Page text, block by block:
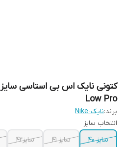
Low Pro
برند:نایک-Nike
انتخاب سایز
سایز ۴۰
سایز ۴۱ سایز۴۲